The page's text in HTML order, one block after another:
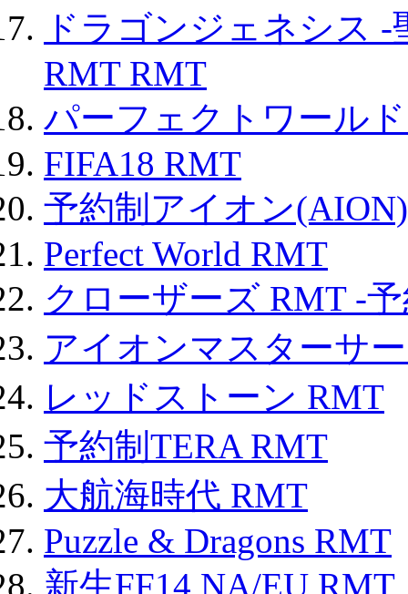
ドラゴンジェネシス
RMT RMT
パーフェクトワール
FIFA18 RMT
予約制アイオン
Perfect World RMT
クローザーズ RMT -
アイオンマスターサ
レッドストーン RMT
予約制TERA RMT
大航海時代 RMT
Puzzle & Dragons RMT
新生FF14 NA/EU RMT